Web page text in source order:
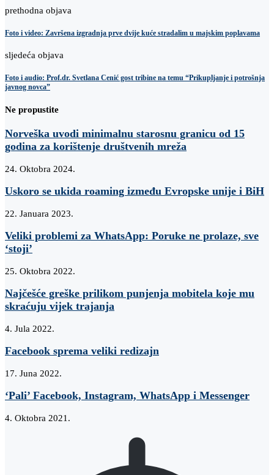
prethodna objava
Foto i video: Završena izgradnja prve dvije kuće stradalim u majskim poplavama
sljedeća objava
Foto i audio: Prof.dr. Svetlana Cenić gost tribine na temu “Prikupljanje i potrošnja
javnog novca”
Ne propustite
Norveška uvodi minimalnu starosnu granicu od 15
godina za korištenje društvenih mreža
24. Oktobra 2024.
Uskoro se ukida roaming između Evropske unije i BiH
22. Januara 2023.
Veliki problemi za WhatsApp: Poruke ne prolaze, sve
‘stoji’
25. Oktobra 2022.
Najčešće greške prilikom punjenja mobitela koje mu
skraćuju vijek trajanja
4. Jula 2022.
Facebook sprema veliki redizajn
17. Juna 2022.
‘Pali’ Facebook, Instagram, WhatsApp i Messenger
4. Oktobra 2021.